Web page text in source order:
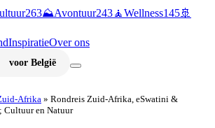
263⛰️Avontuur243🧘Wellness145🚢
InspiratieOver ons
voor België
Afrika » Rondreis Zuid-Afrika, eSwatini &
Cultuur en Natuur